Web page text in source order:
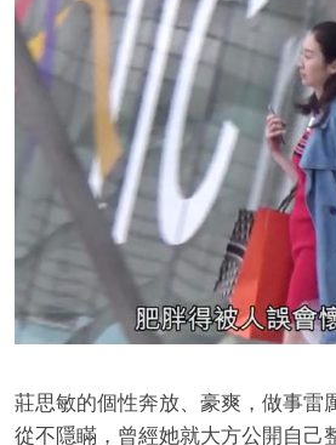
莊思敏的個性奔放、豪爽，做事雷
從不隱瞞，曾經她就大方公開自己